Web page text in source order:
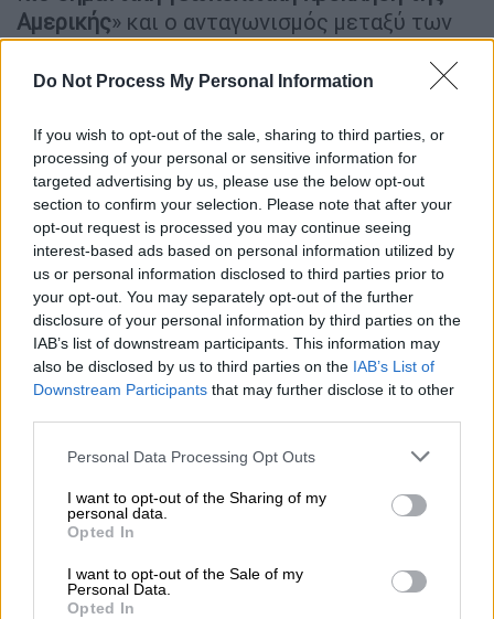
Do Not Process My Personal Information
If you wish to opt-out of the sale, sharing to third parties, or
processing of your personal or sensitive information for
targeted advertising by us, please use the below opt-out
section to confirm your selection. Please note that after your
opt-out request is processed you may continue seeing
interest-based ads based on personal information utilized by
us or personal information disclosed to third parties prior to
your opt-out. You may separately opt-out of the further
disclosure of your personal information by third parties on the
IAB’s list of downstream participants. This information may
also be disclosed by us to third parties on the IAB’s List of
Downstream Participants that may further disclose it to other
Please note that this website/app uses one or more Google
not limited to your visit or usage behaviour. You may click to
grant or deny consent to Google and its third-party tags to
use your data for below specified purposes in below Google
consent section.
Personal Data Processing Opt Outs
I want to opt-out of the Sharing of my
personal data.
Opted In
I want to opt-out of the Sale of my
Personal Data.
Opted In
Αμερικής» και ο ανταγωνισμός μεταξύ των
δύο παγκόσμιων υπερδυνάμεων είναι
έντονος. Οι εντάσεις έχουν αναζωπυρωθεί
νησί της Ταϊβάν, το ιστορικό της Κίνας για
τα ανθρώπινα δικαιώματα και τις
στρατιωτικές της δραστηριότητες στη
Θάλασσα της Νότιας Κίνας, μεταξύ πολλών
άλλων θεμάτων.
Το κινεζικό ΥΠΕΞ είναι ενήμερο
Τουπουργείο Εξωτερικών της Κίνας
δήλωσε την Παρασκευή ότι ήταν ενήμερο για
τις αναφορές του περιστατικού, αλλά
προειδοποίησε κατά των «εσκεμμένων
εικασιών».